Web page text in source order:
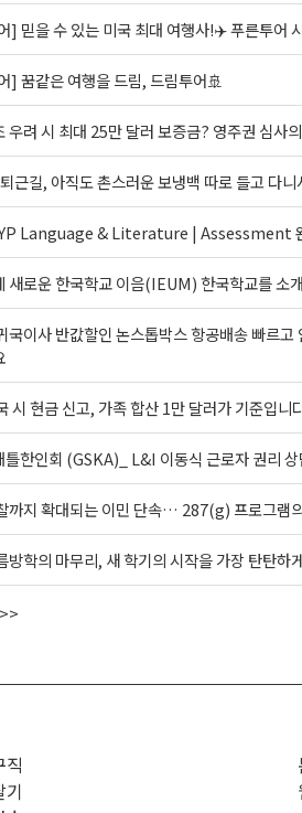
] 믿을 수 있는 미국 최대 여행사!✈️ 푸른투어
] 꿈같은 여행을 드림, 드림투어🚢
우려 시 최대 25만 달러 보증금? 영주권 심사
근길, 아직도 촌스러운 보냉백 따로 들고 다
Language & Literature | Assessment
새로운 한국학교 이음(IEUM) 한국학교를 소
국이사 반값할인 논스톱박스 항공배송 빠르고
시 현금 신고, 가족 합산 1만 달러가 기준입니
틀한인회 (GSKA)_ L&I 이동식 근로자 권리 상
까지 확대되는 이민 단속… 287(g) 프로그램
방학의 마무리, 새 학기의 시작을 가장 탄탄하
직
기